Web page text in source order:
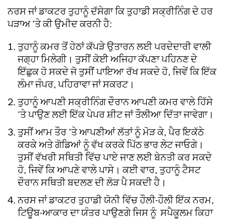
ਨਰਸ ਜਾਂ ਡਾਕਟਰ ਤੁਹਾਨੂੰ ਦੱਸੇਗਾ ਕਿ ਤੁਹਾਡੀ ਸਕ੍ਰੀਨਿੰਗ ਦੇ ਹਰ
ਪੜਾਅ ‘ਤੇ ਕੀ ਉਮੀਦ ਕਰਨੀ ਹੈ:
ਤੁਹਾਨੂੰ ਕਮਰ ਤੋਂ ਹੇਠਾਂ ਕੱਪੜੇ ਉਤਾਰਨ ਲਈ ਪਰਦੇਦਾਰੀ ਵਾਲੀ
ਜਗ੍ਹਾ ਮਿਲੇਗੀ। ਤੁਸੀਂ ਕੋਈ ਅਜਿਹਾ ਕੱਪਣਾ ਪਹਿਨਣ ਦੇ
ਇੱਛੁਕ ਹੋ ਸਕਦੇ ਜੋ ਤੁਸੀਂ ਪਾਇਆ ਰੱਖ ਸਕਦੇ ਹੋ, ਜਿਵੇਂ ਕਿ ਇੱਕ
ਲੰਮਾ ਜੰਪਰ, ਪਹਿਰਾਵਾ ਜਾਂ ਸਕਰਟ।
ਤੁਹਾਨੂੰ ਆਪਣੀ ਸਕ੍ਰੀਨਿੰਗ ਦੌਰਾਨ ਆਪਣੀ ਕਮਰ ਵਾਲੇ ਹਿੱਸੇ
‘ਤੇ ਪਾਉਣ ਲਈ ਇੱਕ ਪੇਪਰ ਸ਼ੀਟ ਜਾਂ ਤੌਲੀਆ ਦਿੱਤਾ ਜਾਵੇਗਾ।
ਤੁਸੀਂ ਆਮ ਤੌਰ ‘ਤੇ ਆਪਣੀਆਂ ਲੱਤਾਂ ਨੂੰ ਮੋੜ ਕੇ, ਪੈਰ ਇਕੱਠੇ
ਕਰਕੇ ਅਤੇ ਗੋਡਿਆਂ ਨੂੰ ਵੱਖ ਕਰਕੇ ਪਿੱਠ ਭਾਰ ਲੇਟ ਜਾਓਗੇ।
ਤੁਸੀਂ ਵੱਖਰੀ ਸਥਿਤੀ ਵਿੱਚ ਪਾਏ ਜਾਣ ਲਈ ਬੇਨਤੀ ਕਰ ਸਕਦੇ
ਹੋ, ਜਿਵੇਂ ਕਿ ਆਪਣੇ ਵਾਲੇ ਪਾਸੇ। ਕਈ ਵਾਰ, ਤੁਹਾਨੂੰ ਟੈਸਟ
ਦੌਰਾਨ ਸਥਿਤੀ ਬਦਲਣ ਦੀ ਲੋੜ ਪੈ ਸਕਦੀ ਹੈ।
ਨਰਸ ਜਾਂ ਡਾਕਟਰ ਤੁਹਾਡੀ ਯੋਨੀ ਵਿੱਚ ਹੌਲੀ-ਹੌਲੀ ਇੱਕ ਨਰਮ,
ਟਿਊਬ-ਆਕਾਰ ਦਾ ਯੰਤਰ ਪਾਉਣਗੇ ਜਿਸ ਨੂੰ ਸਪੈਕੂਲਮ ਕਿਹਾ